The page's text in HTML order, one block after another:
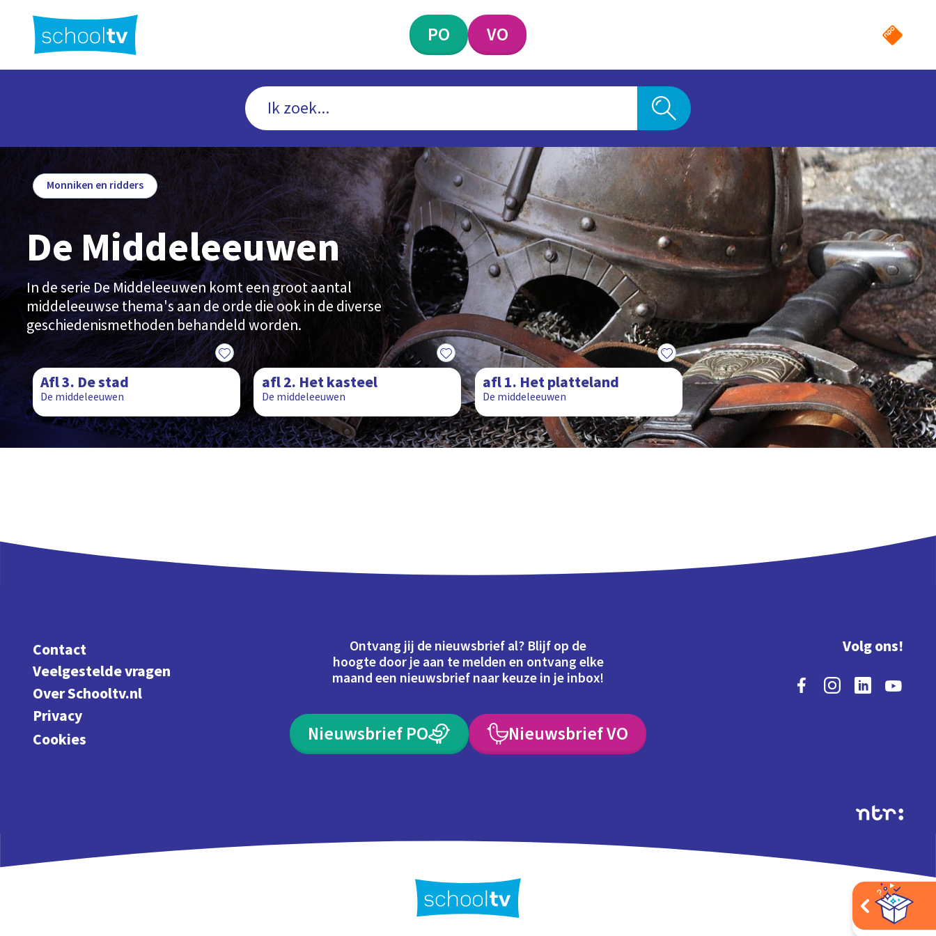
hoofdinhoud
PO VO
Monniken en ridders
De Middeleeuwen
In de serie De Middeleeuwen komt een groot aantal
middeleeuwse thema's aan de orde die ook in de diverse
geschiedenismethoden behandeld worden.
Afl 3. De stad
De middeleeuwen
29:00
afl 2. Het kasteel
De middeleeuwen
29:00
afl 1. Het platteland
De middeleeuwen
29:00
Contact
Veelgestelde vragen
Over Schooltv.nl
Privacy
Cookies
Ontvang jij de nieuwsbrief al? Blijf op de
hoogte door je aan te melden en ontvang elke
maand een nieuwsbrief naar keuze in je inbox!
Nieuwsbrief PO Nieuwsbrief VO
Volg ons!
Extra's